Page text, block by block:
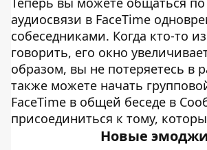
аудиосвязи в FaceTime
собеседниками. Когда кто‑то
говорить, его окно
образом, вы не потеряетесь в
также можете начать
FaceTime в общей беседе в
присоединиться к тому,
Новые эмоджи